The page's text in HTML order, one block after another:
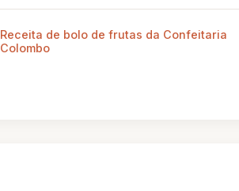
Receita de bolo de frutas da Confeitaria
Colombo